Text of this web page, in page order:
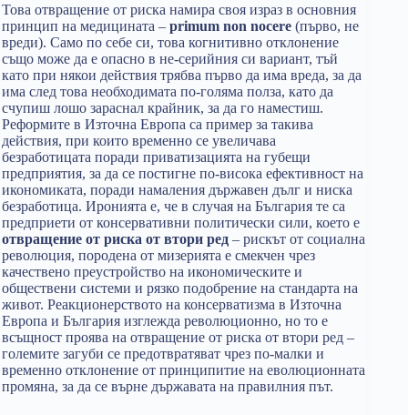
Това отвращение от риска намира своя израз в основния
принцип на медицината – primum non nocere (първо, не
вреди). Само по себе си, това когнитивно отклонение
също може да е опасно в не-серийния си вариант, тъй
като при някои действия трябва първо да има вреда, за да
има след това необходимата по-голяма полза, като да
счупиш лошо зараснал крайник, за да го наместиш.
Реформите в Източна Европа са пример за такива
действия, при които временно се увеличава
безработицата поради приватизацията на губещи
предприятия, за да се постигне по-висока ефективност на
икономиката, поради намаления държавен дълг и ниска
безработица. Иронията е, че в случая на България те са
предприети от консервативни политически сили, което е
отвращение от риска от втори ред – рискът от социална
революция, породена от мизерията е смекчен чрез
качествено преустройство на икономическите и
обществени системи и рязко подобрение на стандарта на
живот. Реакционерството на консерватизма в Източна
Европа и България изглежда революционно, но то е
всъщност проява на отвращение от риска от втори ред –
големите загуби се предотвратяват чрез по-малки и
временно отклонение от принципитие на еволюционната
промяна, за да се върне държавата на правилния път.